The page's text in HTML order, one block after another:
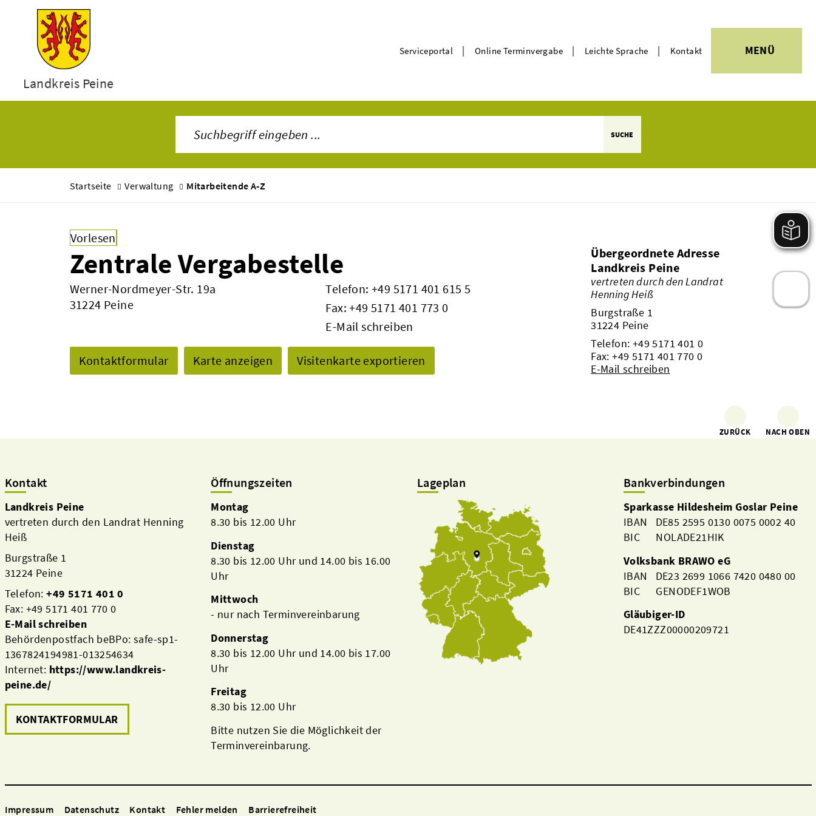
Landkreis Peine
Serviceportal | Online Terminvergabe | Leichte Sprache | Kontakt MENÜ
SUCHE
Startseite Verwaltung Mitarbeitende A-Z
Vorlesen
Zentrale Vergabestelle
Werner-Nordmeyer-Str. 19a
31224 Peine
Telefon: +49 5171 401 615 5
Fax: +49 5171 401 773 0
E-Mail schreiben
Kontaktformular Karte anzeigen Visitenkarte exportieren
Übergeordnete Adresse
Landkreis Peine
vertreten durch den Landrat
Henning Heiß
Burgstraße 1
31224 Peine
Telefon: +49 5171 401 0
Fax: +49 5171 401 770 0
E-Mail schreiben
ZURÜCK NACH OBEN
Kontakt
Landkreis Peine
vertreten durch den Landrat Henning
Heiß
Burgstraße 1
31224 Peine
Telefon:+49 5171 401 0
Fax: +49 5171 401 770 0
E-Mail schreiben
Behördenpostfach beBPo: safe-sp1-
1367824194981-013254634
Internet: https://www.landkreis-
peine.de/
KONTAKTFORMULAR
Öffnungszeiten
Montag
8.30 bis 12.00 Uhr
Dienstag
8.30 bis 12.00 Uhr und 14.00 bis 16.00
Uhr
Mittwoch
- nur nach Terminvereinbarung
Donnerstag
8.30 bis 12.00 Uhr und 14.00 bis 17.00
Uhr
Freitag
8.30 bis 12.00 Uhr
Bitte nutzen Sie die Möglichkeit der
Terminvereinbarung.
Lageplan Bankverbindungen
Sparkasse Hildesheim Goslar Peine
IBAN DE85 2595 0130 0075 0002 40
BIC NOLADE21HIK
Volksbank BRAWO eG
IBAN DE23 2699 1066 7420 0480 00
BIC GENODEF1WOB
Gläubiger-ID
DE41ZZZ00000209721
Impressum Datenschutz Kontakt Fehler melden Barrierefreiheit